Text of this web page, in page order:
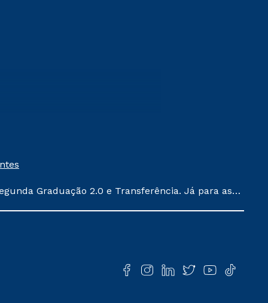
Graduação 2.0 e Transferência. Já para as
exposto no contrato de prestação de